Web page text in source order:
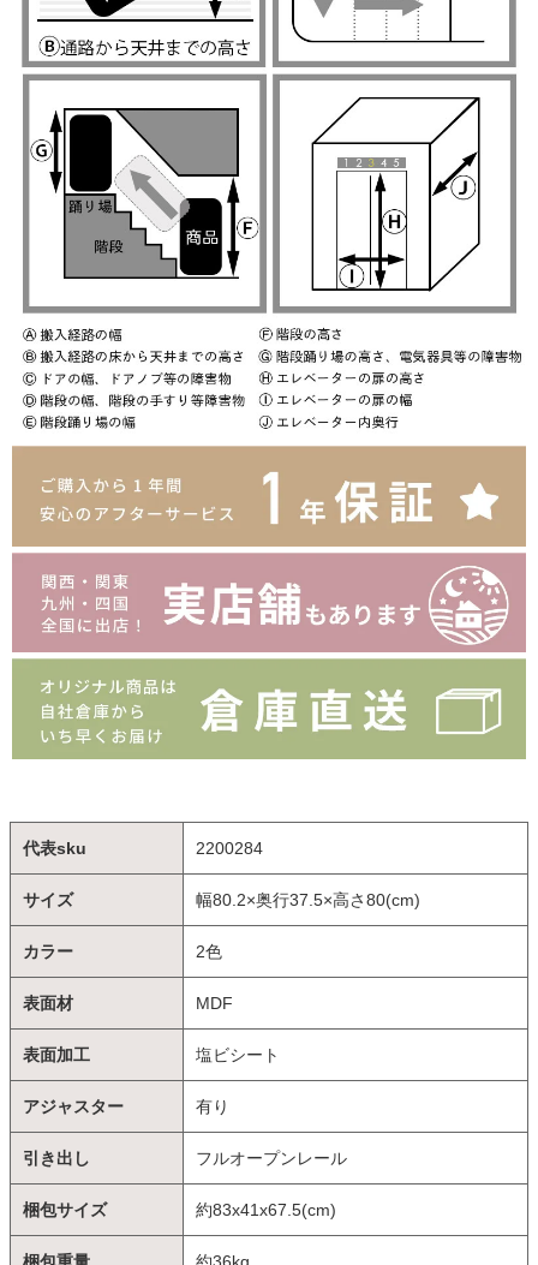
代表sku 2200284
サイズ 幅80.2×奥行37.5×高さ80(cm)
カラー 2色
表面材 MDF
表面加工 塩ビシート
アジャスター 有り
引き出し フルオープンレール
梱包サイズ 約83x41x67.5(cm)